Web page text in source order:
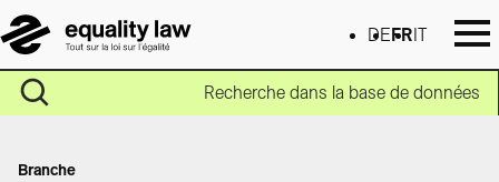
DE FR IT
Recherche dans la base de données
Branche